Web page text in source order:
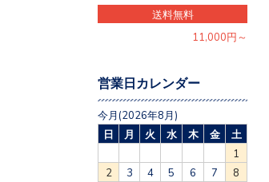
送料無料
11,000円～
営業日カレンダー
今月(2026年8月)
日
月 火 水 木 金
土
1
2
3 4 5 6 7
8